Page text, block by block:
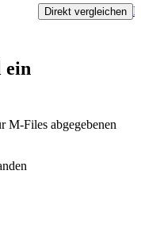
Direkt vergleichen
ein
M-Files abgegebenen